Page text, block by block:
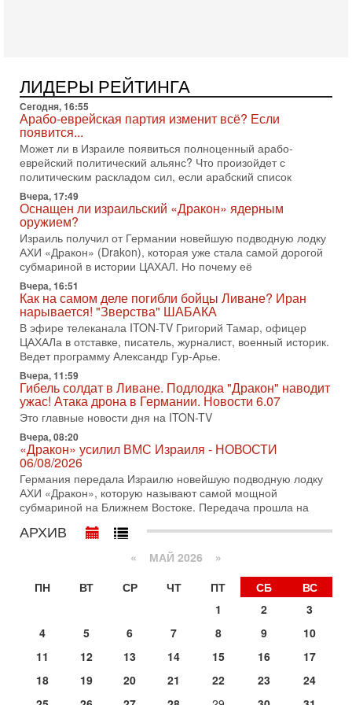
02/08/2026
Президент США Дональд Трамп сегодня заявил об отмене
подготовленного удара по Ирану после обращений
Тегерана и других стран региона. По его словам,
1-08-2026, 17:50
«Русский голос» Израиля: кто заберет его на этот
раз?
Голоса русскоязычных репатриантов не раз кардинально
меняли политический ландшафт Израиля. Достаточно
вспомнить взлет партии «Исраэль ба-алия», когда
31-07-2026, 17:00
Тайны закрытых дверей: о чём на самом деле
молчат Трамп и Нетаньяху?
Недавний визит премьер-министра Израиля Биньямина
Нетаньяху в США и его встреча с Дональдом Трампом
оставили больше вопросов, чем ответов. Полная
31-07-2026, 15:18
Иран готовит покушение на Нетаниягу! Трамп не
хочет эскалации, но КСИР готовит взрыв!
В эфире телеканала ITON-TV СЕРГЕЙ МИГДАЛЬ, эксперт
по вопросам безопасности, офицер запаса
Международного управления полиции Израиля, автор
Битва за разоружение ХАМАСа - НОВОСТИ
31/07/2026
Сегодня президент США Дональд Трамп заявил о
достижении исторического соглашения о полном
разоружении ХАМАСа и других вооруженных группировок в
Иран доведет Трампа до крайних мер? Разбор и
оценка от военного обозревателя Давида Шарпа
Ситуация вокруг противостояния Ирана и США накаляется
с каждым днем. Почему Трамп в самый последний момент
отменил решение о нанесении тяжелых ударов
Покупатель авиакомпании «Аркия» намерен
запретить полеты по субботам!
Вокруг возможной продажи авиакомпании «Аркия»
разгорается громкий конфликт.
ЛИДЕРЫ РЕЙТИНГА
Сегодня, 16:55
Арабо-еврейская партия изменит всё? Если
появится...
Может ли в Израиле появиться полноценный арабо-
еврейский политический альянс? Что произойдет с
политическим раскладом сил, если арабский список
Вчера, 17:49
Оснащен ли израильский «Дракон» ядерным
оружием?
Израиль получил от Германии новейшую подводную лодку
АХИ «Дракон» (Drakon), которая уже стала самой дорогой
субмариной в истории ЦАХАЛ. Но почему её
Вчера, 16:51
Как на самом деле погибли бойцы Ливане? Иран
нарывается! "Зверства" ШАБАКА
В эфире телеканала ITON-TV Григорий Тамар, офицер
ЦАХАЛа в отставке, писатель, журналист, военный историк.
Ведет программу Александр Гур-Арье.
Вчера, 11:59
Гибель солдат в Ливане. Подлодка "Дракон" наводит
ужас! Атака дрона в Германии. Новости 6.07
Это главные новости дня на ITON-TV
Вчера, 08:20
«Дракон» усилил ВМС Израиля - НОВОСТИ
06/08/2026
Германия передала Израилю новейшую подводную лодку
АХИ «Дракон», которую называют самой мощной
субмариной на Ближнем Востоке. Передача прошла на
АРХИВ
« МАЙ 2026 »
ПН
ВТ СР ЧТ ПТ СБ
ВС
1
2
3
4
5 6 7 8 9
10
11
12 13 14 15 16
17
18
19 20 21 22 23
24